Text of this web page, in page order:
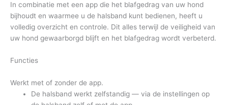
In combinatie met een app die het blafgedrag van uw hond
bijhoudt en waarmee u de halsband kunt bedienen, heeft u
volledig overzicht en controle. Dit alles terwijl de veiligheid van
uw hond gewaarborgd blijft en het blafgedrag wordt verbeterd.
Functies
Werkt met of zonder de app.
De halsband werkt zelfstandig — via de instellingen op